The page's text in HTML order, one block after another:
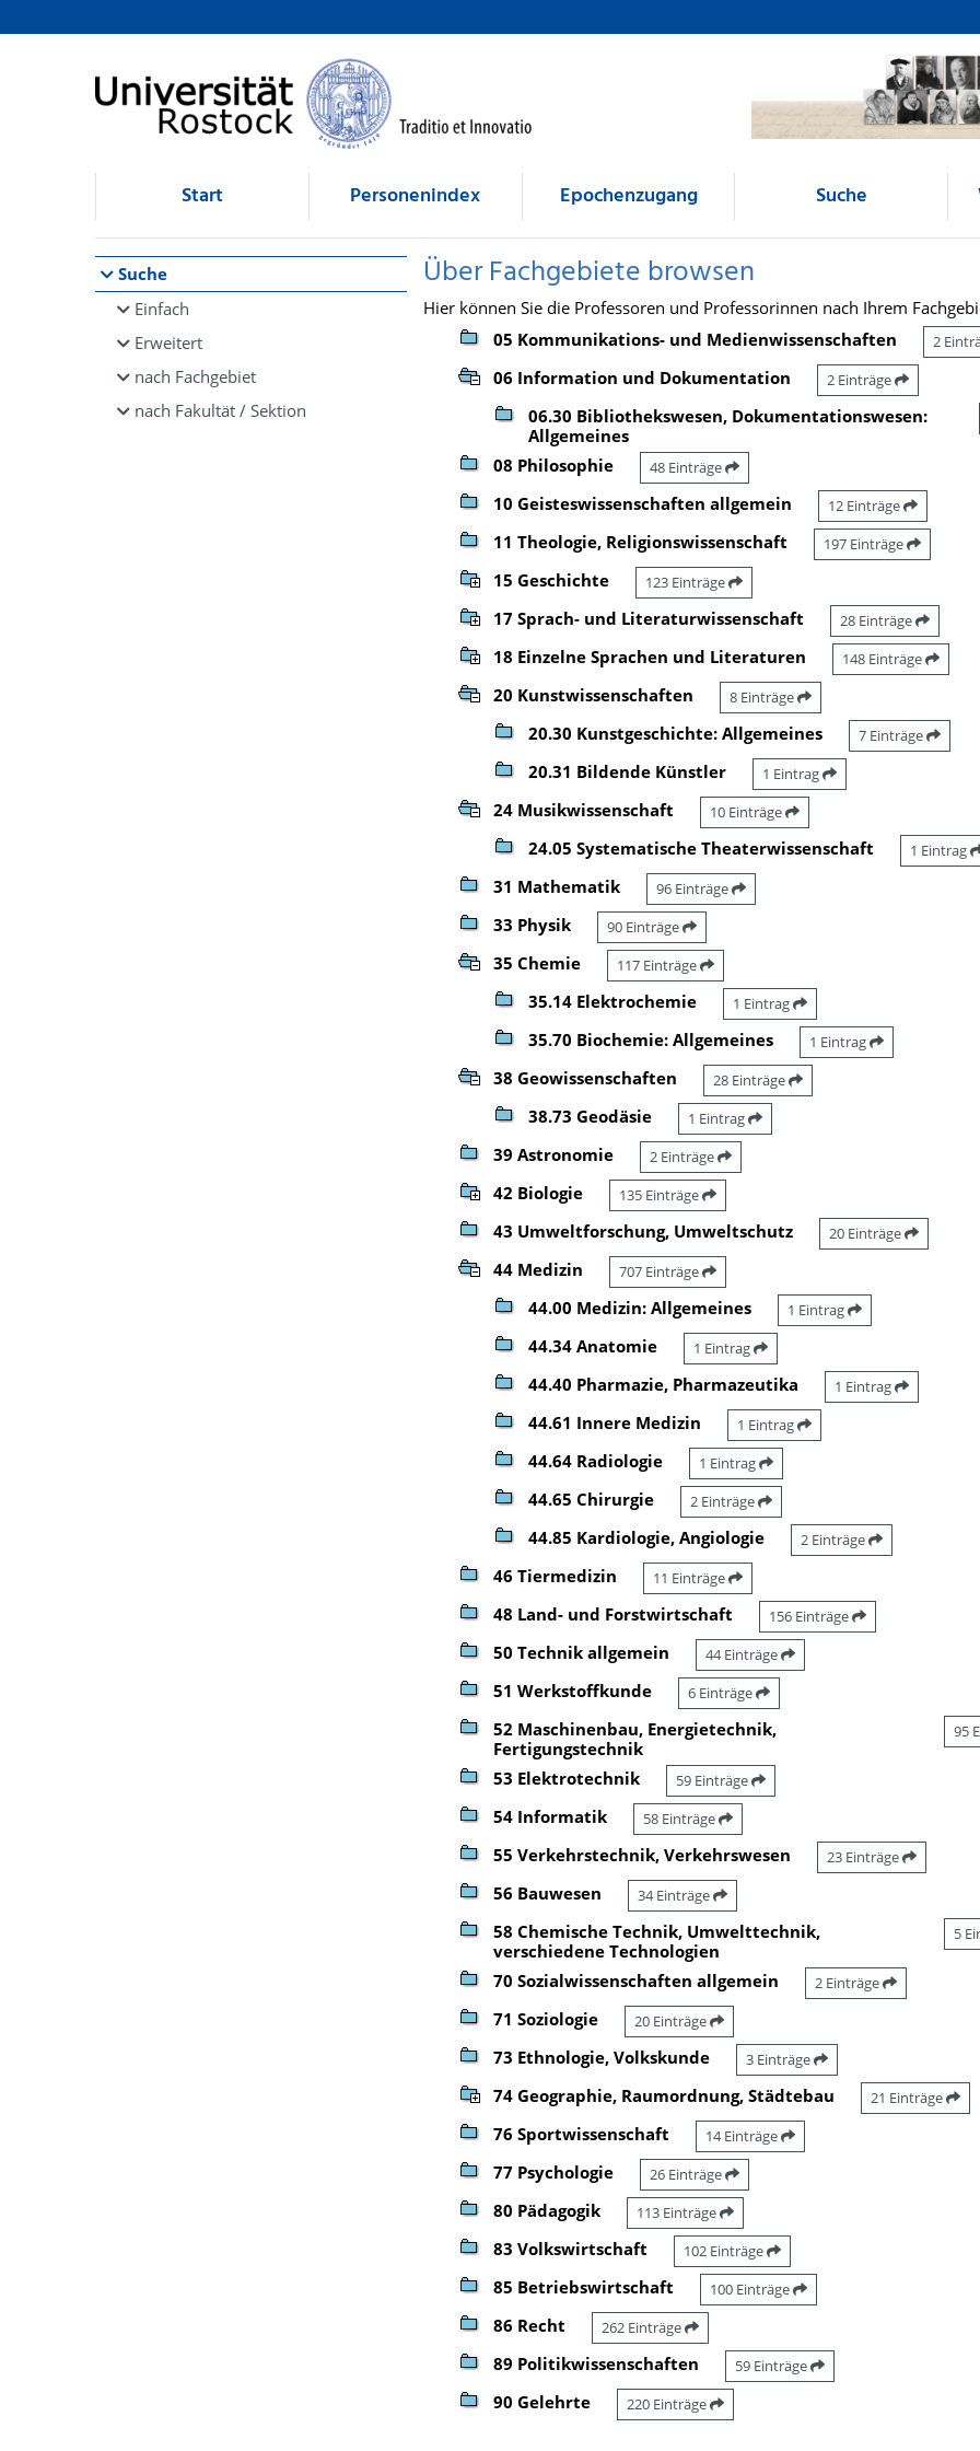
Browsen
direkt zum Inhalt
Start Personenindex Epochenzugang Suche
Suche
Einfach
Erweitert
nach Fachgebiet
nach Fakultät / Sektion
Über Fachgebiete browsen
Hier können Sie die Professoren und Professorinnen nach Ihrem
05 Kommunikations- und Medienwissenschaften
2
06 Information und Dokumentation 2 Einträge
06.30 Bibliothekswesen, Dokumentationswesen:
Allgemeines
08 Philosophie 48 Einträge
10 Geisteswissenschaften allgemein 12 Einträge
11 Theologie, Religionswissenschaft 197 Einträge
15 Geschichte 123 Einträge
17 Sprach- und Literaturwissenschaft 28 Einträge
18 Einzelne Sprachen und Literaturen 148 Einträge
20 Kunstwissenschaften 8 Einträge
20.30 Kunstgeschichte: Allgemeines 7 Einträge
20.31 Bildende Künstler 1 Eintrag
24 Musikwissenschaft 10 Einträge
24.05 Systematische Theaterwissenschaft 1 Eintrag
31 Mathematik 96 Einträge
33 Physik 90 Einträge
35 Chemie 117 Einträge
35.14 Elektrochemie 1 Eintrag
35.70 Biochemie: Allgemeines 1 Eintrag
38 Geowissenschaften 28 Einträge
38.73 Geodäsie 1 Eintrag
39 Astronomie 2 Einträge
42 Biologie 135 Einträge
43 Umweltforschung, Umweltschutz 20 Einträge
44 Medizin 707 Einträge
44.00 Medizin: Allgemeines 1 Eintrag
44.34 Anatomie 1 Eintrag
44.40 Pharmazie, Pharmazeutika 1 Eintrag
44.61 Innere Medizin 1 Eintrag
44.64 Radiologie 1 Eintrag
44.65 Chirurgie 2 Einträge
44.85 Kardiologie, Angiologie 2 Einträge
46 Tiermedizin 11 Einträge
48 Land- und Forstwirtschaft 156 Einträge
50 Technik allgemein 44 Einträge
51 Werkstoffkunde 6 Einträge
52 Maschinenbau, Energietechnik,
Fertigungstechnik
95
53 Elektrotechnik 59 Einträge
54 Informatik 58 Einträge
55 Verkehrstechnik, Verkehrswesen 23 Einträge
56 Bauwesen 34 Einträge
58 Chemische Technik, Umwelttechnik,
verschiedene Technologien
5
70 Sozialwissenschaften allgemein 2 Einträge
71 Soziologie 20 Einträge
73 Ethnologie, Volkskunde 3 Einträge
74 Geographie, Raumordnung, Städtebau 21 Einträge
76 Sportwissenschaft 14 Einträge
77 Psychologie 26 Einträge
80 Pädagogik 113 Einträge
83 Volkswirtschaft 102 Einträge
85 Betriebswirtschaft 100 Einträge
86 Recht 262 Einträge
89 Politikwissenschaften 59 Einträge
90 Gelehrte 220 Einträge